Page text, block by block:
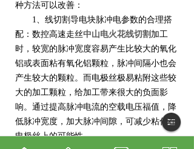
种方法可以改善：
1、线切割导电块脉冲电参数的合理搭
配：数控高速走丝中山电火花线切割 加工
时，较宽的脉冲宽度容易产生比较大的氧化
铝或表面粘有氧化铝颗粒，脉冲间隔小也会
产生较大的颗粒。而电极丝极易粘附这些较
大的加工颗粒，给加工带来很大的负面影
响。通过提高脉冲电流的空载电压福值，降
低脉冲宽度，加大脉冲间隙，可减少粘付在
电极丝上的可能性。